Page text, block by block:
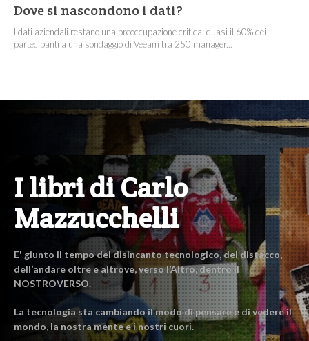
Dove si nascondono i dati?
I dati aziendali restano una preoccupazione critica: quasi il 60% dei
partecipanti a una sondaggio di Veeam tra 250 manager...
I libri di Carlo
Mazzucchelli
E' giunto il tempo del disincanto tecnologico, del distacco,
dell’andare oltre e altrove, verso l’Altro, dentro il
NOSTROVERSO.
La tecnologia sta cambiando il modo di pensare e di vedere il
mondo, la nostra mente e i nostri cuori.